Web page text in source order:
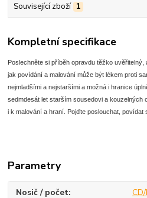
Související zboží 1
Kompletní specifikace
Poslechněte si příběh opravdu těžko
jak povídání a malování může být lékem proti
nejmladšími a nejstaršími a možná i hranice
sedmdesát let starším sousedovi a kouzelných
i k malování a hraní. Pojďte poslouchat, povídat
Parametry
Nosič / počet